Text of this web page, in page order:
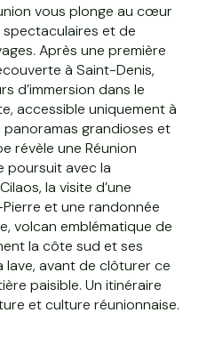
vous plonge au cœur
et de
Après une première
à Saint-Denis,
d’immersion dans le
accessible uniquement à
panoramas grandioses et
révèle une Réunion
poursuit avec la
la visite d’une
et une randonnée
volcan emblématique de
la côte sud et ses
avant de clôturer ce
paisible. Un itinéraire
et culture réunionnaise.